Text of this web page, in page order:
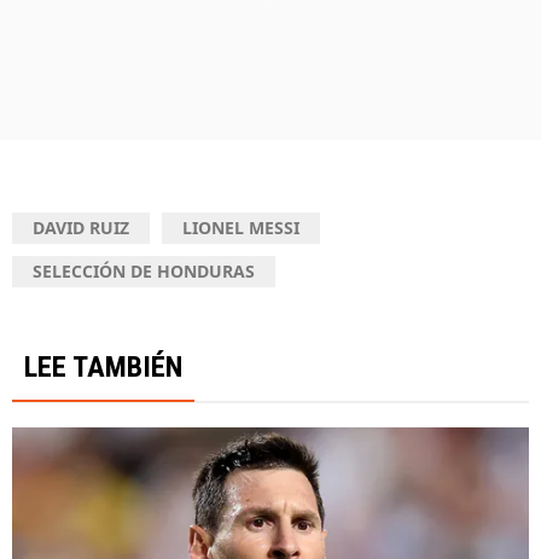
DAVID RUIZ
LIONEL MESSI
SELECCIÓN DE HONDURAS
LEE TAMBIÉN